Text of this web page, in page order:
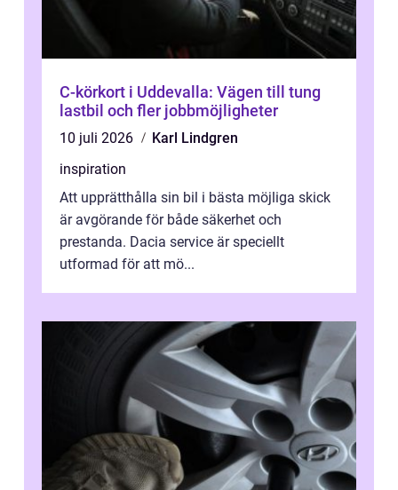
C-körkort i Uddevalla: Vägen till tung
lastbil och fler jobbmöjligheter
10 juli 2026
Karl Lindgren
inspiration
Att upprätthålla sin bil i bästa möjliga skick
är avgörande för både säkerhet och
prestanda. Dacia service är speciellt
utformad för att mö...